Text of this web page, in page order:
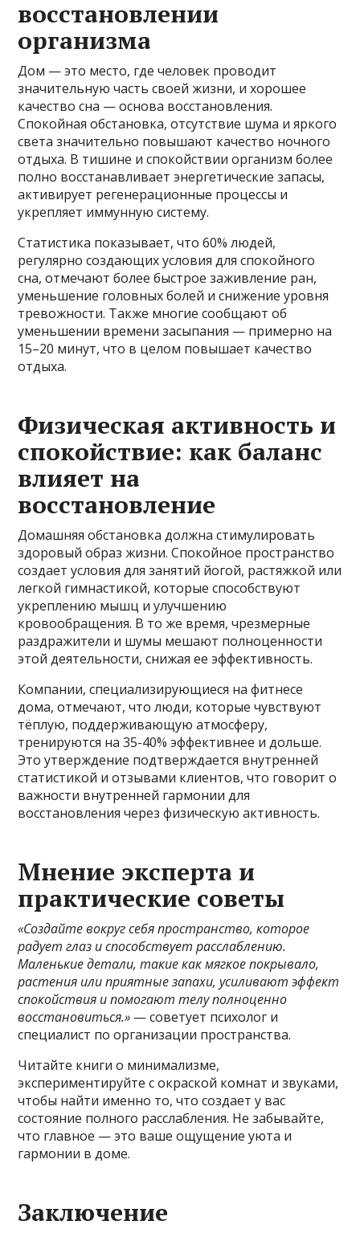
восстановлении
организма
Дом — это место, где человек проводит
значительную часть своей жизни, и хорошее
качество сна — основа восстановления.
Спокойная обстановка, отсутствие шума и яркого
света значительно повышают качество ночного
отдыха. В тишине и спокойствии организм более
полно восстанавливает энергетические запасы,
активирует регенерационные процессы и
укрепляет иммунную систему.
Статистика показывает, что 60% людей,
регулярно создающих условия для спокойного
сна, отмечают более быстрое заживление ран,
уменьшение головных болей и снижение уровня
тревожности. Также многие сообщают об
уменьшении времени засыпания — примерно на
15–20 минут, что в целом повышает качество
отдыха.
Физическая активность и
спокойствие: как баланс
влияет на
восстановление
Домашняя обстановка должна стимулировать
здоровый образ жизни. Спокойное пространство
создает условия для занятий йогой, растяжкой или
легкой гимнастикой, которые способствуют
укреплению мышц и улучшению
кровообращения. В то же время, чрезмерные
раздражители и шумы мешают полноценности
этой деятельности, снижая ее эффективность.
Компании, специализирующиеся на фитнесе
дома, отмечают, что люди, которые чувствуют
тёплую, поддерживающую атмосферу,
тренируются на 35-40% эффективнее и дольше.
Это утверждение подтверждается внутренней
статистикой и отзывами клиентов, что говорит о
важности внутренней гармонии для
восстановления через физическую активность.
Мнение эксперта и
практические советы
«Создайте вокруг себя пространство, которое
радует глаз и способствует расслаблению.
Маленькие детали, такие как мягкое покрывало,
растения или приятные запахи, усиливают эффект
спокойствия и помогают телу полноценно
восстановиться.» — советует психолог и
специалист по организации пространства.
Читайте книги о минимализме,
экспериментируйте с окраской комнат и звуками,
чтобы найти именно то, что создает у вас
состояние полного расслабления. Не забывайте,
что главное — это ваше ощущение уюта и
гармонии в доме.
Заключение